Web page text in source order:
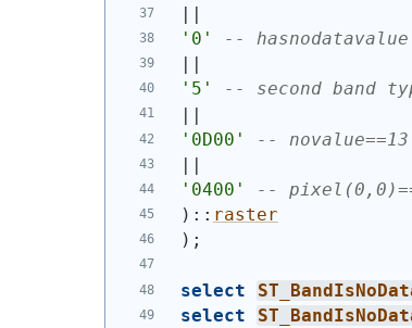
||
'0'
--
||
'5'
-- second band
||
'0D00'
-- novalue==13
||
'0400'
--
) :: raster
) ;
select
select